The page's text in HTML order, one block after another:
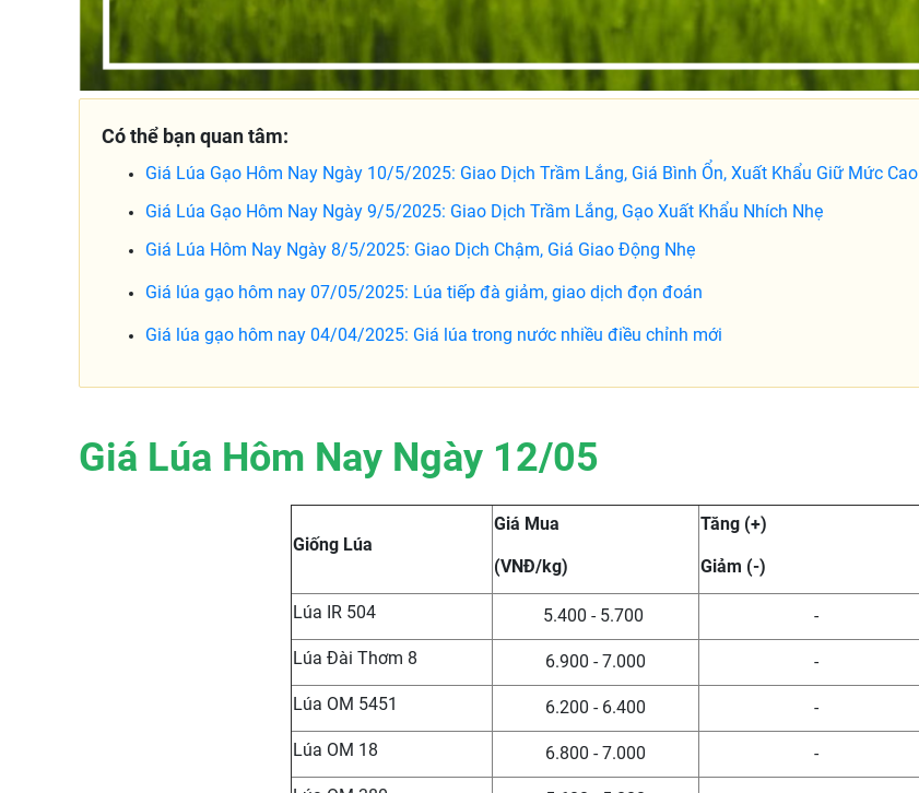
Có thể bạn quan tâm:
Giá Lúa Gạo Hôm Nay Ngày 10/5/2025: Giao Dịch Trầm Lắng, Giá Bình Ổn, Xuất Khẩu Giữ Mức Cao
Giá Lúa Gạo Hôm Nay Ngày 9/5/2025: Giao Dịch Trầm Lắng, Gạo Xuất Khẩu Nhích Nhẹ
Giá Lúa Hôm Nay Ngày 8/5/2025: Giao Dịch Chậm, Giá Giao Động Nhẹ
Giá lúa gạo hôm nay 07/05/2025: Lúa tiếp đà giảm, giao dịch đọn đoán
Giá lúa gạo hôm nay 04/04/2025: Giá lúa trong nước nhiều điều chỉnh mới
Giá Lúa Hôm Nay Ngày 12/05
Giống Lúa
Giá Mua
(VNĐ/kg)
Tăng (+)
Giảm (-)
Lúa IR 504 5.400 - 5.700 -
Lúa Đài Thơm 8 6.900 - 7.000 -
Lúa OM 5451 6.200 - 6.400 -
Lúa OM 18 6.800 - 7.000 -